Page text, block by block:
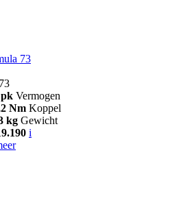
73
pk Vermogen
Nm Koppel
kg Gewicht
i